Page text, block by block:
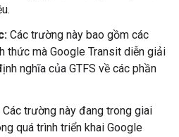
Các trường này bao gồm các
thức mà Google Transit diễn giải
nghĩa của GTFS về các phần
Các trường này đang trong giai
quá trình triển khai Google